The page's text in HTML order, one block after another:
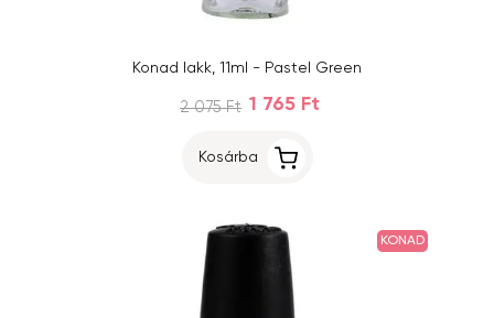
Konad lakk, 11ml - Pastel Green
2 075 Ft 1 765 Ft
Kosárba
KONAD